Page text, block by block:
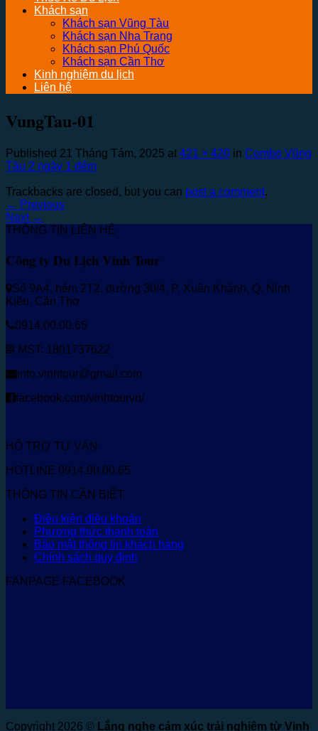
Khách sạn
Khách sạn Vũng Tàu
Khách sạn Nha Trang
Khách sạn Phú Quốc
Khách sạn Cần Thơ
Kinh nghiệm du lịch
Liên hệ
VungTau-01
Published 21 Tháng Tám, 2025 at 421 × 420 in Combo Vũng
Tàu 2 ngày 1 đêm
Trackbacks are closed, but you can post a comment.
← Previous
Next →
THÔNG TIN LIÊN HỆ
Công ty Du Lịch Vinh Tour
Số 9A4, hẻm 2T2, đường 30/4, P. Xuân Khánh, Q. Ninh
Kiều, Cần Thơ
0914.00.00.65
MST: 1801737622
info.vinhtour@gmail.com
facebook.com/vinhtourvn/
HỖ TRỢ TƯ VẤN
HOTLINE 0914.00.00.65
THÔNG TIN CẦN BIẾT
Điều kiện điều khoản
Phương thức thanh toán
Bảo mật thông tin khách hàng
Chính sách quy định
FANPAGE FACEBOOK
Copyright 2026 © Lắng nghe cảm xúc trải nghiệm từ Vinh